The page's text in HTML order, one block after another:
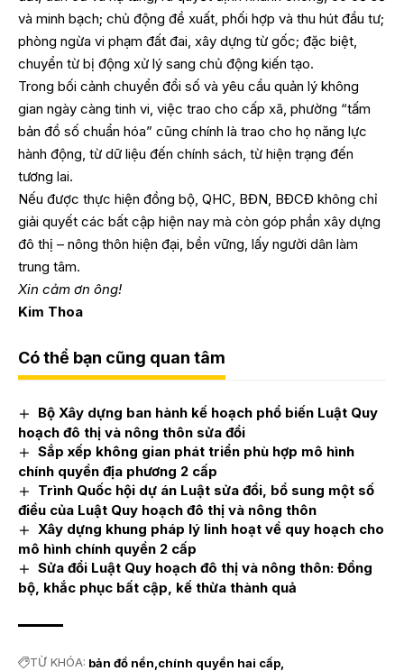
và minh bạch; chủ động đề xuất, phối hợp và thu hút đầu tư;
phòng ngừa vi phạm đất đai, xây dựng từ gốc; đặc biệt,
chuyển từ bị động xử lý sang chủ động kiến tạo.
Trong bối cảnh chuyển đổi số và yêu cầu quản lý không
gian ngày càng tinh vi, việc trao cho cấp xã, phường “tấm
bản đồ số chuẩn hóa” cũng chính là trao cho họ năng lực
hành động, từ dữ liệu đến chính sách, từ hiện trạng đến
tương lai.
Nếu được thực hiện đồng bộ, QHC, BĐN, BĐCĐ không chỉ
giải quyết các bất cập hiện nay mà còn góp phần xây dựng
đô thị – nông thôn hiện đại, bền vững, lấy người dân làm
trung tâm.
Xin cảm ơn ông!
Kim Thoa
Có thể bạn cũng quan tâm
Bộ Xây dựng ban hành kế hoạch phổ biến Luật Quy
hoạch đô thị và nông thôn sửa đổi
Sắp xếp không gian phát triển phù hợp mô hình
chính quyền địa phương 2 cấp
Trình Quốc hội dự án Luật sửa đổi, bổ sung một số
điều của Luật Quy hoạch đô thị và nông thôn
Xây dựng khung pháp lý linh hoạt về quy hoạch cho
mô hình chính quyền 2 cấp
Sửa đổi Luật Quy hoạch đô thị và nông thôn: Đồng
bộ, khắc phục bất cập, kế thừa thành quả
TỪ KHÓA: bản đồ nền chính quyền hai cấp